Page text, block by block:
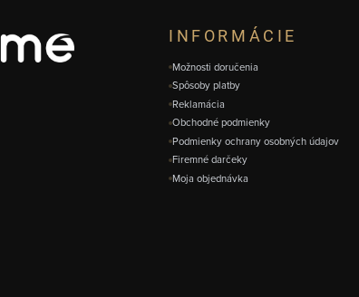
INFORMÁCIE
Možnosti doručenia
Spôsoby platby
Reklamácia
Obchodné podmienky
Podmienky ochrany osobných údajov
Firemné darčeky
Moja objednávka